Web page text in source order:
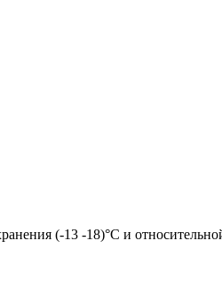
(-13 -18)°С и